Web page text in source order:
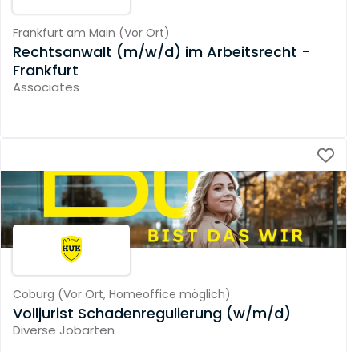
Frankfurt am Main (Vor Ort)
Rechtsanwalt (m/w/d) im Arbeitsrecht -
Frankfurt
Associates
Coburg (Vor Ort, Homeoffice möglich)
Volljurist Schadenregulierung (w/m/d)
Diverse Jobarten